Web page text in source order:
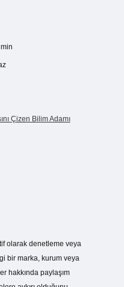
Çizen Bilim Adamı
olarak denetleme veya
bir marka, kurum veya
hakkında paylaşım